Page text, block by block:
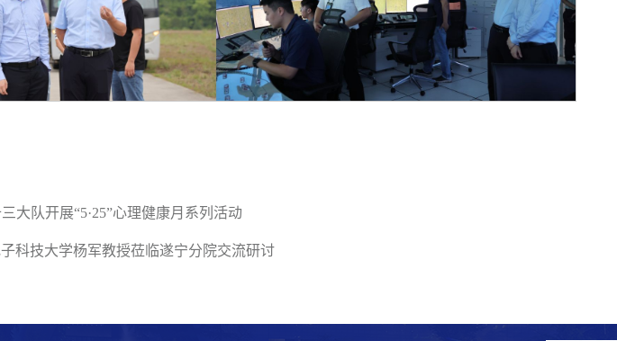
大队开展“5·25”心理健康月系列活动
科技大学杨军教授莅临遂宁分院交流研讨